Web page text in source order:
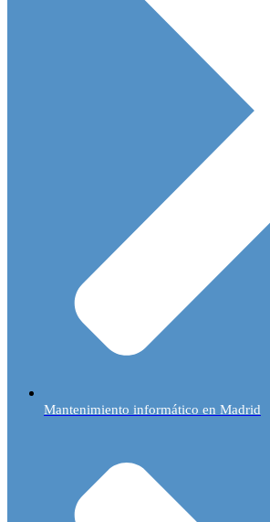
Mantenimiento informático en Madrid